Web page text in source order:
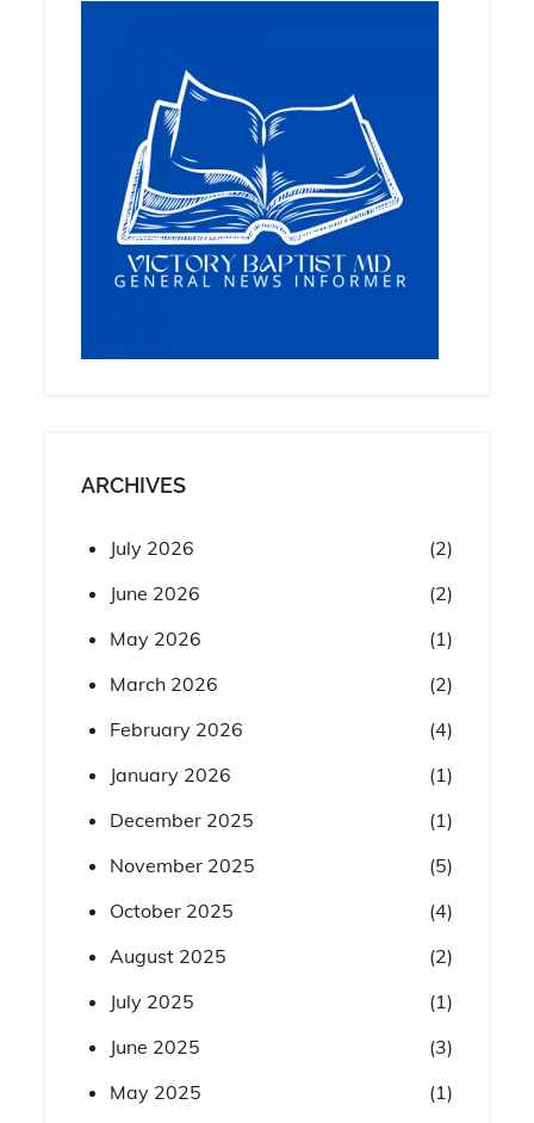
ARCHIVES
July 2026
(2)
June 2026
(2)
May 2026
(1)
March 2026
(2)
February 2026
(4)
January 2026
(1)
December 2025
(1)
November 2025
(5)
October 2025
(4)
August 2025
(2)
July 2025
(1)
June 2025
(3)
May 2025
(1)